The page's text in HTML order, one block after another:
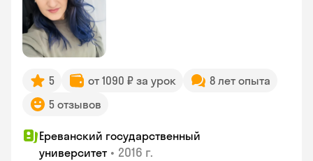
5 от 1090 ₽ за урок
8 лет опыта
5 отзывов
Ереванский государственный
университет • 2016 г.